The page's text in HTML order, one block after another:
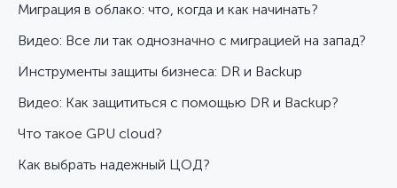
Миграция в облако: что, когда и как начинать?
Видео: Все ли так однозначно с миграцией на запад?
Инструменты защиты бизнеса: DR и Backup
Видео: Как защититься с помощью DR и Backup?
Что такое GPU cloud?
Как выбрать надежный ЦОД?